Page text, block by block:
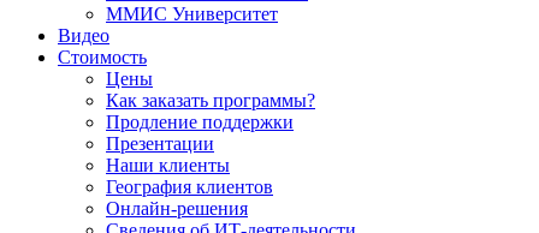
ММИС Университет
Видео
Стоимость
Цены
Как заказать программы?
Продление поддержки
Презентации
Наши клиенты
География клиентов
Онлайн-решения